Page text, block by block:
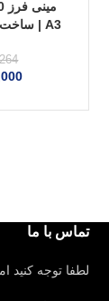
تماس با ما
لطفا توجه کنید